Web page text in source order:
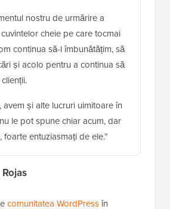
nostru de urmărire a
cheie pe care tocmai
continua să-l îmbunătățim, să
și acolo pentru a continua să
avem și alte lucruri uimitoare în
le pot spune chiar acum, dar
entuziasmați de ele.”
comunitatea WordPressîn